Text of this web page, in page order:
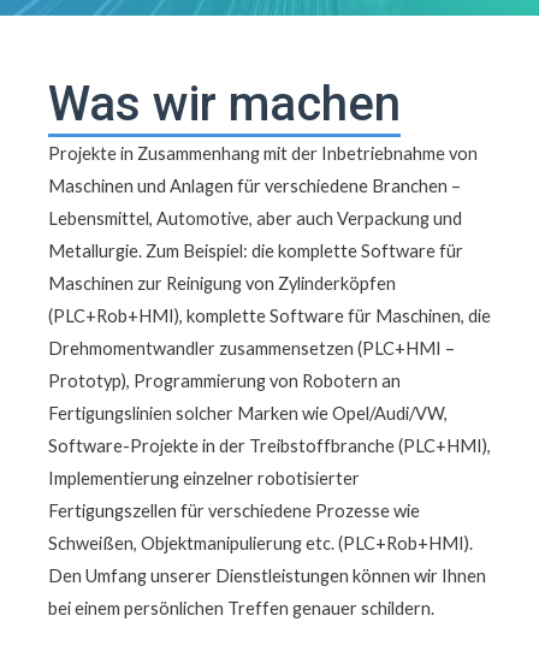
Was wir machen
Projekte in Zusammenhang mit der Inbetriebnahme von
Maschinen und Anlagen für verschiedene Branchen –
Lebensmittel, Automotive, aber auch Verpackung und
Metallurgie. Zum Beispiel: die komplette Software für
Maschinen zur Reinigung von Zylinderköpfen
(PLC+Rob+HMI), komplette Software für Maschinen, die
Drehmomentwandler zusammensetzen (PLC+HMI –
Prototyp), Programmierung von Robotern an
Fertigungslinien solcher Marken wie Opel/Audi/VW,
Software-Projekte in der Treibstoffbranche (PLC+HMI),
Implementierung einzelner robotisierter
Fertigungszellen für verschiedene Prozesse wie
Schweißen, Objektmanipulierung etc. (PLC+Rob+HMI).
Den Umfang unserer Dienstleistungen können wir Ihnen
bei einem persönlichen Treffen genauer schildern.